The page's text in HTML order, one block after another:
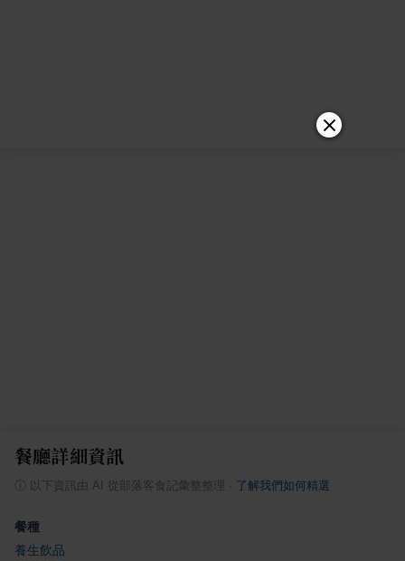
餐廳詳細資訊
ⓘ 以下資訊由 AI 從部落客食記彙整整理 了解我們如何精選
餐種
養生飲品